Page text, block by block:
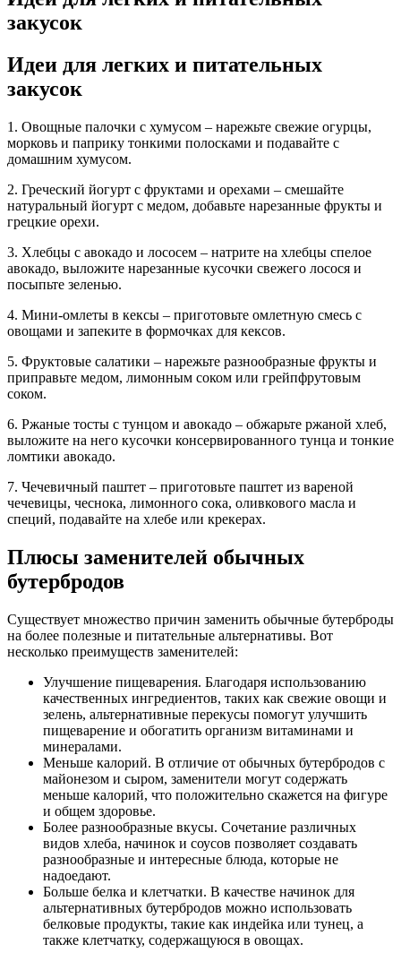
закусок
Идеи для легких и питательных
закусок
1. Овощные палочки с хумусом – нарежьте свежие огурцы,
морковь и паприку тонкими полосками и подавайте с
домашним хумусом.
2. Греческий йогурт с фруктами и орехами – смешайте
натуральный йогурт с медом, добавьте нарезанные фрукты и
грецкие орехи.
3. Хлебцы с авокадо и лососем – натрите на хлебцы спелое
авокадо, выложите нарезанные кусочки свежего лосося и
посыпьте зеленью.
4. Мини-омлеты в кексы – приготовьте омлетную смесь с
овощами и запеките в формочках для кексов.
5. Фруктовые салатики – нарежьте разнообразные фрукты и
приправьте медом, лимонным соком или грейпфрутовым
соком.
6. Ржаные тосты с тунцом и авокадо – обжарьте ржаной хлеб,
выложите на него кусочки консервированного тунца и тонкие
ломтики авокадо.
7. Чечевичный паштет – приготовьте паштет из вареной
чечевицы, чеснока, лимонного сока, оливкового масла и
специй, подавайте на хлебе или крекерах.
Плюсы заменителей обычных
бутербродов
Существует множество причин заменить обычные бутерброды
на более полезные и питательные альтернативы. Вот
несколько преимуществ заменителей:
Улучшение пищеварения. Благодаря использованию
качественных ингредиентов, таких как свежие овощи и
зелень, альтернативные перекусы помогут улучшить
пищеварение и обогатить организм витаминами и
минералами.
Меньше калорий. В отличие от обычных бутербродов с
майонезом и сыром, заменители могут содержать
меньше калорий, что положительно скажется на фигуре
и общем здоровье.
Более разнообразные вкусы. Сочетание различных
видов хлеба, начинок и соусов позволяет создавать
разнообразные и интересные блюда, которые не
надоедают.
Больше белка и клетчатки. В качестве начинок для
альтернативных бутербродов можно использовать
белковые продукты, такие как индейка или тунец, а
также клетчатку, содержащуюся в овощах.